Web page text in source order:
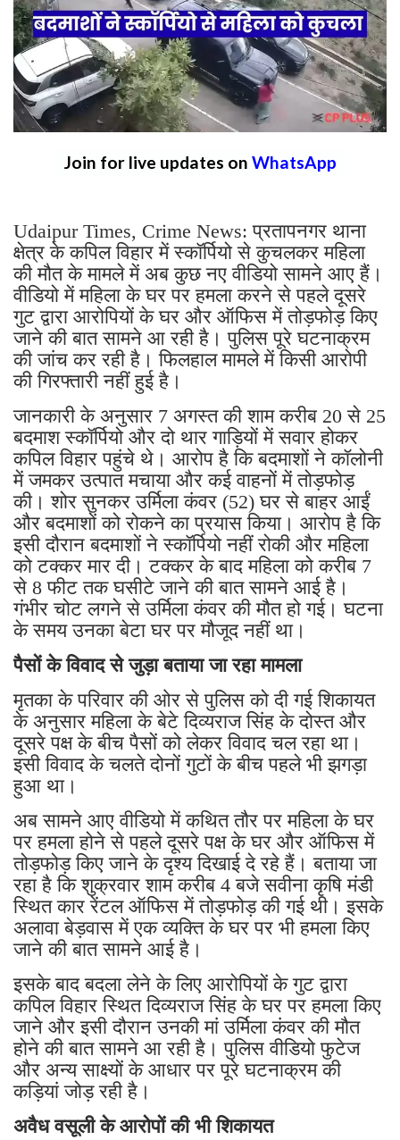
Join for live updates on WhatsApp
Udaipur Times, Crime News: प्रतापनगर थाना
क्षेत्र के कपिल विहार में स्कॉर्पियो से कुचलकर महिला
की मौत के मामले में अब कुछ नए वीडियो सामने आए हैं।
वीडियो में महिला के घर पर हमला करने से पहले दूसरे
गुट द्वारा आरोपियों के घर और ऑफिस में तोड़फोड़ किए
जाने की बात सामने आ रही है। पुलिस पूरे घटनाक्रम
की जांच कर रही है। फिलहाल मामले में किसी आरोपी
की गिरफ्तारी नहीं हुई है।
जानकारी के अनुसार 7 अगस्त की शाम करीब 20 से 25
बदमाश स्कॉर्पियो और दो थार गाड़ियों में सवार होकर
कपिल विहार पहुंचे थे। आरोप है कि बदमाशों ने कॉलोनी
में जमकर उत्पात मचाया और कई वाहनों में तोड़फोड़
की। शोर सुनकर उर्मिला कंवर (52) घर से बाहर आईं
और बदमाशों को रोकने का प्रयास किया। आरोप है कि
इसी दौरान बदमाशों ने स्कॉर्पियो नहीं रोकी और महिला
को टक्कर मार दी। टक्कर के बाद महिला को करीब 7
से 8 फीट तक घसीटे जाने की बात सामने आई है।
गंभीर चोट लगने से उर्मिला कंवर की मौत हो गई। घटना
के समय उनका बेटा घर पर मौजूद नहीं था।
पैसों के विवाद से जुड़ा बताया जा रहा मामला
मृतका के परिवार की ओर से पुलिस को दी गई शिकायत
के अनुसार महिला के बेटे दिव्यराज सिंह के दोस्त और
दूसरे पक्ष के बीच पैसों को लेकर विवाद चल रहा था।
इसी विवाद के चलते दोनों गुटों के बीच पहले भी झगड़ा
हुआ था।
अब सामने आए वीडियो में कथित तौर पर महिला के घर
पर हमला होने से पहले दूसरे पक्ष के घर और ऑफिस में
तोड़फोड़ किए जाने के दृश्य दिखाई दे रहे हैं। बताया जा
रहा है कि शुक्रवार शाम करीब 4 बजे सवीना कृषि मंडी
स्थित कार रेंटल ऑफिस में तोड़फोड़ की गई थी। इसके
अलावा बेड़वास में एक व्यक्ति के घर पर भी हमला किए
जाने की बात सामने आई है।
इसके बाद बदला लेने के लिए आरोपियों के गुट द्वारा
कपिल विहार स्थित दिव्यराज सिंह के घर पर हमला किए
जाने और इसी दौरान उनकी मां उर्मिला कंवर की मौत
होने की बात सामने आ रही है। पुलिस वीडियो फुटेज
और अन्य साक्ष्यों के आधार पर पूरे घटनाक्रम की
कड़ियां जोड़ रही है।
अवैध वसूली के आरोपों की भी शिकायत